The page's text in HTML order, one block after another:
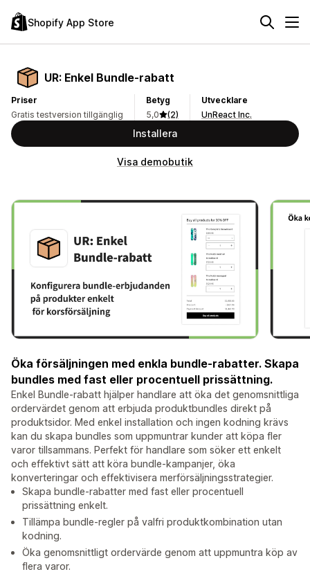
Shopify App Store
UR: Enkel Bundle‑rabatt
Priser
Gratis testversion tillgänglig
Betyg
5,0
(2)
Utvecklare
UnReact Inc.
Installera
Visa demobutik
Öka försäljningen med enkla bundle-rabatter. Skapa
bundles med fast eller procentuell prissättning.
Enkel Bundle-rabatt hjälper handlare att öka det genomsnittliga
ordervärdet genom att erbjuda produktbundles direkt på
produktsidor. Med enkel installation och ingen kodning krävs
kan du skapa bundles som uppmuntrar kunder att köpa fler
varor tillsammans. Perfekt för handlare som söker ett enkelt
och effektivt sätt att köra bundle-kampanjer, öka
konverteringar och effektivisera merförsäljningsstrategier.
Skapa bundle-rabatter med fast eller procentuell
prissättning enkelt.
Tillämpa bundle-regler på valfri produktkombination utan
kodning.
Öka genomsnittligt ordervärde genom att uppmuntra köp av
flera varor.